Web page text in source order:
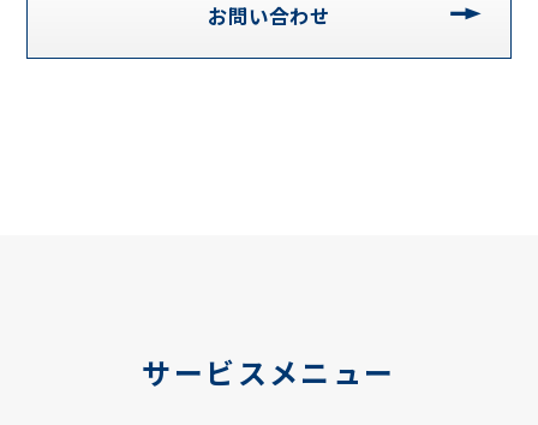
お問い合わせ
サービスメニュー